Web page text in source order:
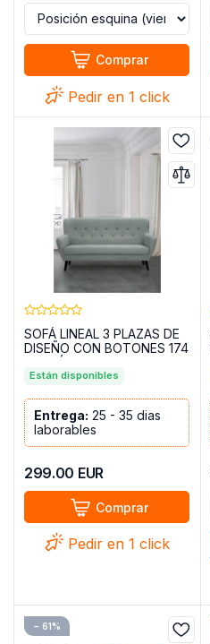
Comprar
Pedir en 1 click
SOFÁ LINEAL 3 PLAZAS DE
DISEÑO CON BOTONES 174
CM NÓRDICOS VERDE
AZULADO
Están disponibles
Entrega: 25 - 35 dias
laborables
299.00 EUR
Comprar
Pedir en 1 click
− 61%